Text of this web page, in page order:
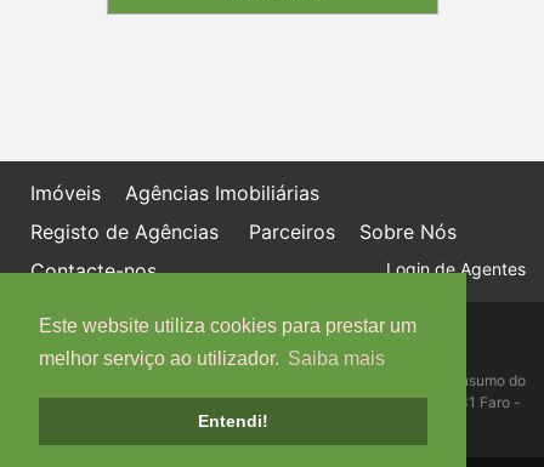
Este website utiliza cookies para prestar um
melhor serviço ao utilizador. Saiba mais
Entendi!
Imóveis
Agências Imobiliárias
Registo de Agências
Parceiros
Sobre Nós
Contacte-nos
Login de Agentes
Política de proteção de dados
Livro de Reclamações online
Centro de Informação, Mediação e Arbitragem de Conflitos de Consumo do
Algarve - Edifício Ninho de Empresas, Estrada da Penha, 8005-131 Faro -
Telefone: 289 823 135 cimaal@mail.telepac.pt